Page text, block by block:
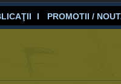
PROMOTII /